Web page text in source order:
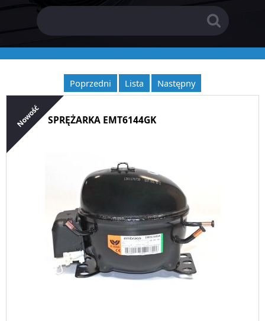
Zaloguj się
KATEGORIE
ELEMENTY UKŁADU CHŁODNICZEGO
NARZĘDZIA SERWISOWE
ŚRODKI CHEMICZNE
IZOLACJE TAŚMY ETC.
KLIMATYZACJA
Poprzedni Lista Następny
Nowość SPRĘŻARKA EMT6144GK